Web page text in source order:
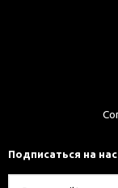
Подписаться на нас